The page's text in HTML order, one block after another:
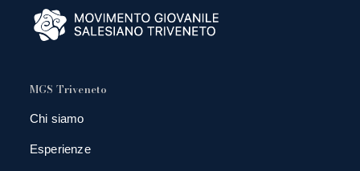
MGS Triveneto
Chi siamo
Esperienze